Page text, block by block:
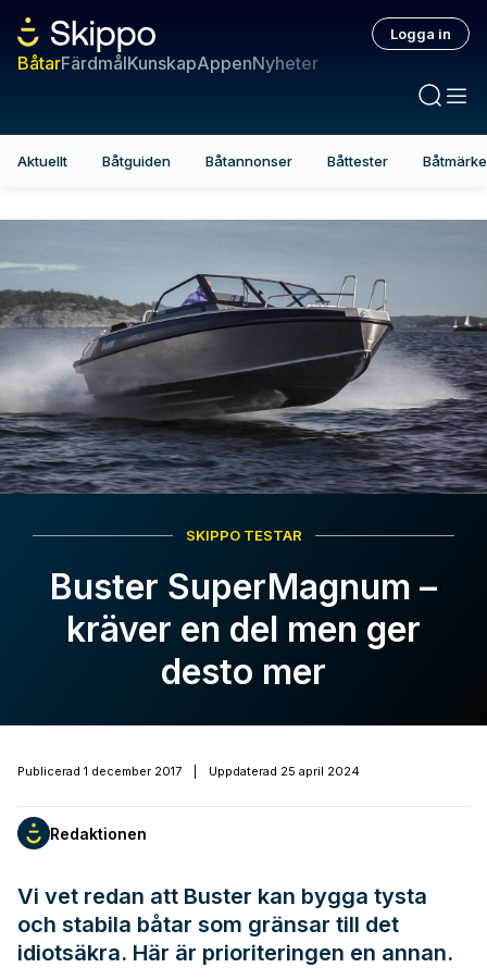
BåtarFärdmålKunskapAppenNyheter
Logga in
Aktuellt Båtguiden Båtannonser Båttester
SKIPPO TESTAR
Buster SuperMagnum –
kräver en del men ger
desto mer
Publicerad 1 december 2017 Uppdaterad 25 april 2024
Redaktionen
Vi vet redan att Buster kan bygga tysta
och stabila båtar som gränsar till det
idiotsäkra. Här är prioriteringen en annan.